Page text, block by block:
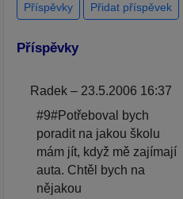
Příspěvky Přidat příspěvek
Příspěvky
Radek – 23.5.2006 16:37
#9#Potřeboval bych
poradit na jakou školu
mám jít, když mě zajímají
auta. Chtěl bych na
nějakou